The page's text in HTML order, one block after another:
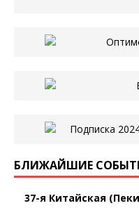
БЛИЖАЙШИЕ
37-я Китайская